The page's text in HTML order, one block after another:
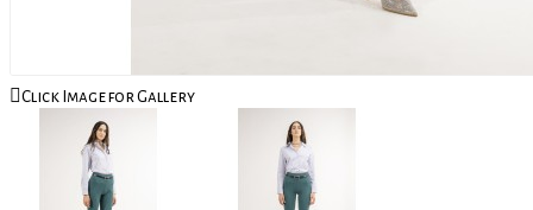
Click Image for Gallery